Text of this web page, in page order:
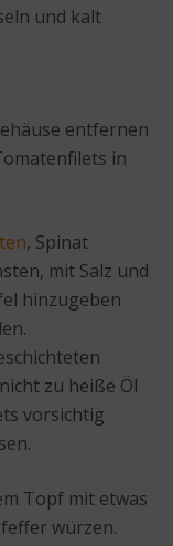
und kalt
entfernen
in
, Spinat
mit Salz und
hinzugeben
zu heiße Öl
vorsichtig
Topf mit etwas
würzen.